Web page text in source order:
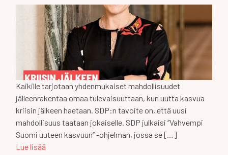
Kaikille tarjotaan yhdenmukaiset mahdollisuudet
jälleenrakentaa omaa tulevaisuuttaan, kun uutta kasvua
kriisin jälkeen haetaan. SDP:n tavoite on, että uusi
mahdollisuus taataan jokaiselle. SDP julkaisi ’’Vahvempi
Suomi uuteen kasvuun’’ -ohjelman, jossa se […]
Lue lisää